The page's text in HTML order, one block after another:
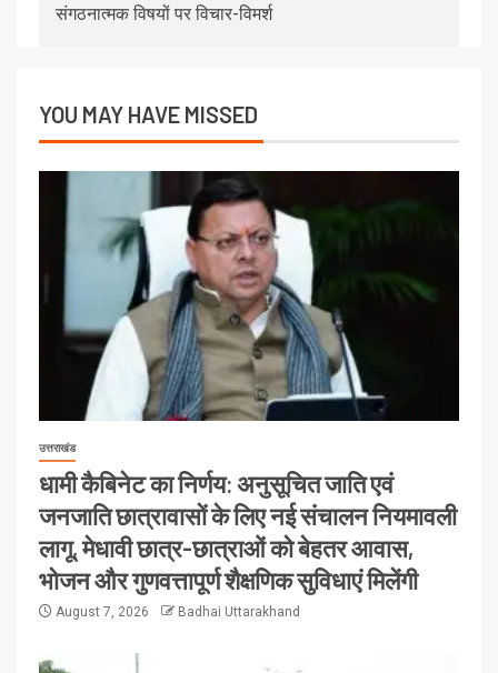
संगठनात्मक विषयों पर विचार-विमर्श
YOU MAY HAVE MISSED
उत्तराखंड
धामी कैबिनेट का निर्णय: अनुसूचित जाति एवं
जनजाति छात्रावासों के लिए नई संचालन नियमावली
लागू, मेधावी छात्र-छात्राओं को बेहतर आवास,
भोजन और गुणवत्तापूर्ण शैक्षणिक सुविधाएं मिलेंगी
August 7, 2026 Badhai Uttarakhand